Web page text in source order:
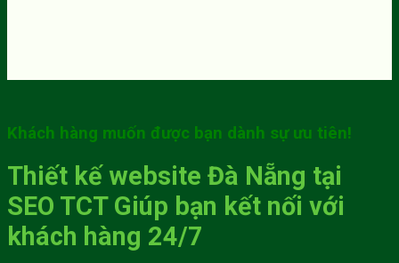
Khách hàng muốn được bạn dành sự ưu tiên!
Thiết kế website Đà Nẵng tại
SEO TCT Giúp bạn kết nối với
khách hàng 24/7